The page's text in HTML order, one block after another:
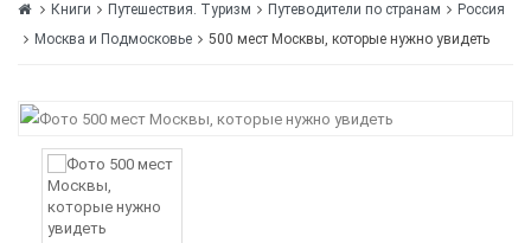
Книги Путешествия. Туризм Путеводители по странам
Россия
Москва и Подмосковье
500 мест Москвы, которые нужно увидеть